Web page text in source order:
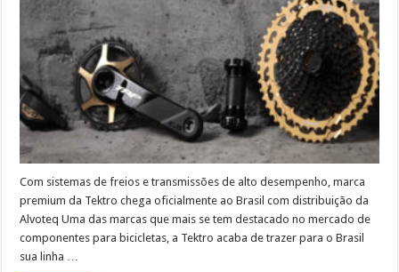
Com sistemas de freios e transmissões de alto desempenho, marca
premium da Tektro chega oficialmente ao Brasil com distribuição da
Alvoteq Uma das marcas que mais se tem destacado no mercado de
componentes para bicicletas, a Tektro acaba de trazer para o Brasil
sua linha …